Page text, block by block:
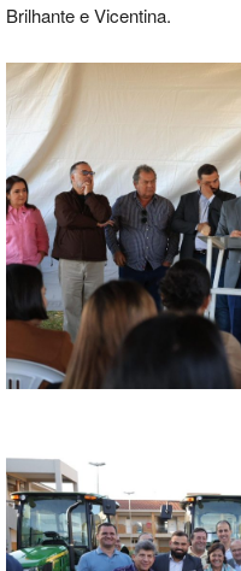
Brilhante e Vicentina.